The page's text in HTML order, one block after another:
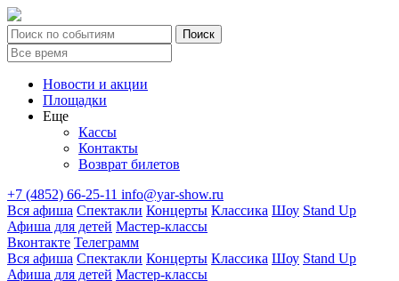
Новости и акции
Площадки
Еще
Кассы
Контакты
Возврат билетов
+7 (4852) 66-25-11 info@yar-show.ru
Вся афиша Спектакли Концерты Классика Шоу Stand Up
Афиша для детей Мастер-классы
Вконтакте Телеграмм
Вся афиша Спектакли Концерты Классика Шоу Stand Up
Афиша для детей Мастер-классы